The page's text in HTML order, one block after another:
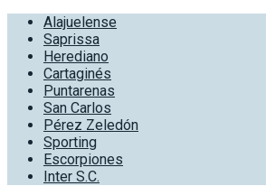
Alajuelense
Saprissa
Herediano
Cartaginés
Puntarenas
San Carlos
Pérez Zeledón
Sporting
Escorpiones
Inter S.C.